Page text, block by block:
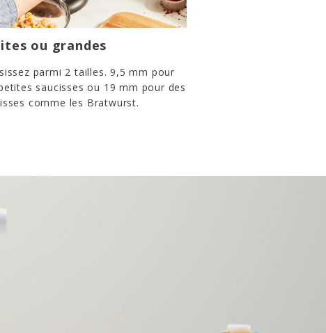
ou grandes
parmi 2 tailles. 9,5 mm pour
saucisses ou 19 mm pour des
comme les Bratwurst.